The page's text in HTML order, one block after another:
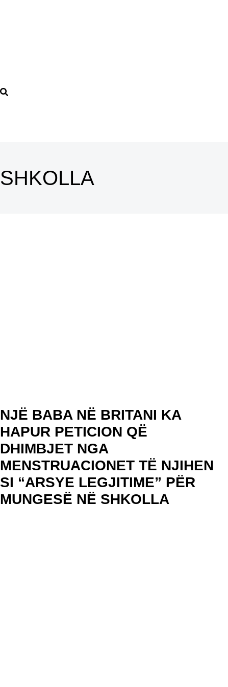
SHKOLLA
NJË BABA NË BRITANI KA
HAPUR PETICION QË
DHIMBJET NGA
MENSTRUACIONET TË NJIHEN
SI “ARSYE LEGJITIME” PËR
MUNGESË NË SHKOLLA